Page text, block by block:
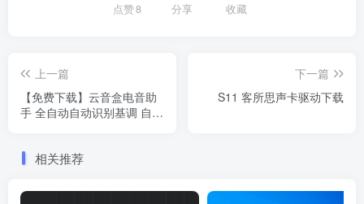
点赞8 分享 收藏
上一篇
【免费下载】云音盒电音助
手 全自动自动识别基调 自动
下一篇
S11 客所思声卡驱动下载
相关推荐